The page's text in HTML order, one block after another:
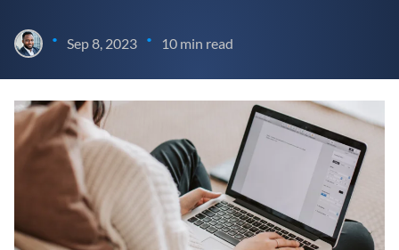
• Sep 8, 2023 • 10 min read